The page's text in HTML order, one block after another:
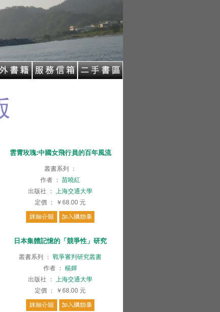
雲霄玫瑰:中國女飛行員的百年風流
叢書系列
：
作者 ： 苗曉紅
出版社
： 上海交通大學
定價 ： ￥68.00 元
日本集體記憶的「競爭性」研究
叢書系列 ： 戰爭審判研究叢書
作者 ： 楊嬋
出版社
： 上海交通大學
定價 ： ￥68.00 元